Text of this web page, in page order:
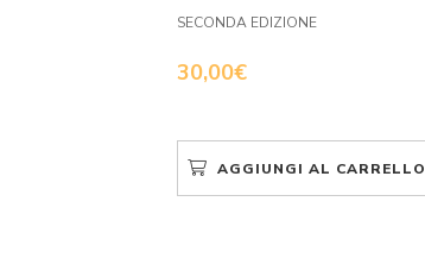
30,00€
SECONDA EDIZIONE
AGGIUNGI AL CARRELLO